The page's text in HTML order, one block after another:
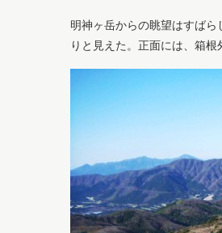
明神ヶ岳からの眺望はすば
りと見えた。正面には、箱根